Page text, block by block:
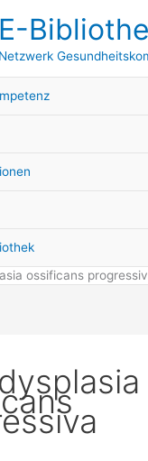
E-
Netzwerk
ossificans